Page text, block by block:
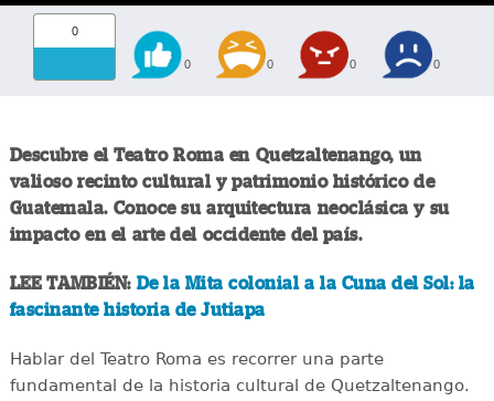
0
0 0 0 0
Descubre el Teatro Roma en Quetzaltenango, un
valioso recinto cultural y patrimonio histórico de
Guatemala. Conoce su arquitectura neoclásica y su
impacto en el arte del occidente del país.
LEE TAMBIÉN: De la Mita colonial a la Cuna del Sol: la
fascinante historia de Jutiapa
Hablar del Teatro Roma es recorrer una parte
fundamental de la historia cultural de Quetzaltenango.